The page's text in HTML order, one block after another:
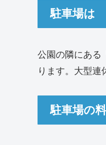
駐車場は
公園の隣にある
ります。大型連
駐車場の